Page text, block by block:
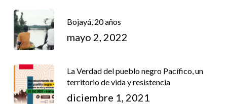
Bojayá, 20 años
mayo 2, 2022
La Verdad del pueblo negro Pacífico, un
territorio de vida y resistencia
diciembre 1, 2021